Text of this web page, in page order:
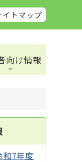
イトマップ
向け情報
和7年度